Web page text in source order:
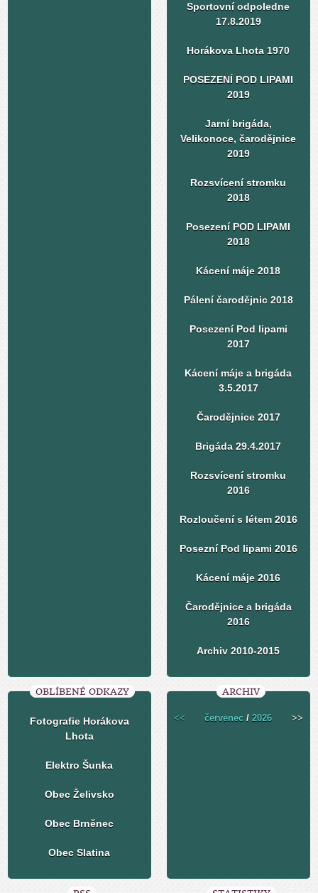
Sportovní odpoledne
17.8.2019
Horákova Lhota 1970
POSEZENÍ POD LIPAMI
2019
Jarní brigáda,
Velikonoce, čarodějnice
2019
Rozsvícení stromku
2018
Posezení POD LIPAMI
2018
Kácení máje 2018
Pálení čarodějnic 2018
Posezení Pod lipami
2017
Kácení máje a brigáda
3.5.2017
Čarodějnice 2017
Brigáda 29.4.2017
Rozsvícení stromku
2016
Rozloučení s létem 2016
Posezní Pod lipami 2016
Kácení máje 2016
Čarodějnice a brigáda
2016
Archiv 2010-2015
OBLÍBENÉ ODKAZY
Fotografie Horákova
Lhota
Elektro Šunka
Obec Želivsko
Obec Brněnec
Obec Slatina
ARCHIV
<< červenec /2026 >>